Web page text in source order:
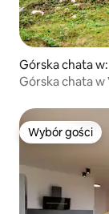
Górska chata
Górska chata w
Wybór gości
Wybór gości